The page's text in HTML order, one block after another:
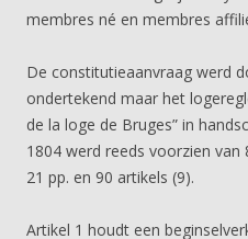
membres né en membres
De constitutieaanvraag werd
ondertekend maar het
de la loge de Bruges” in
1804 werd reeds voorzien
21 pp. en 90 artikels (9).
Artikel 1 houdt een